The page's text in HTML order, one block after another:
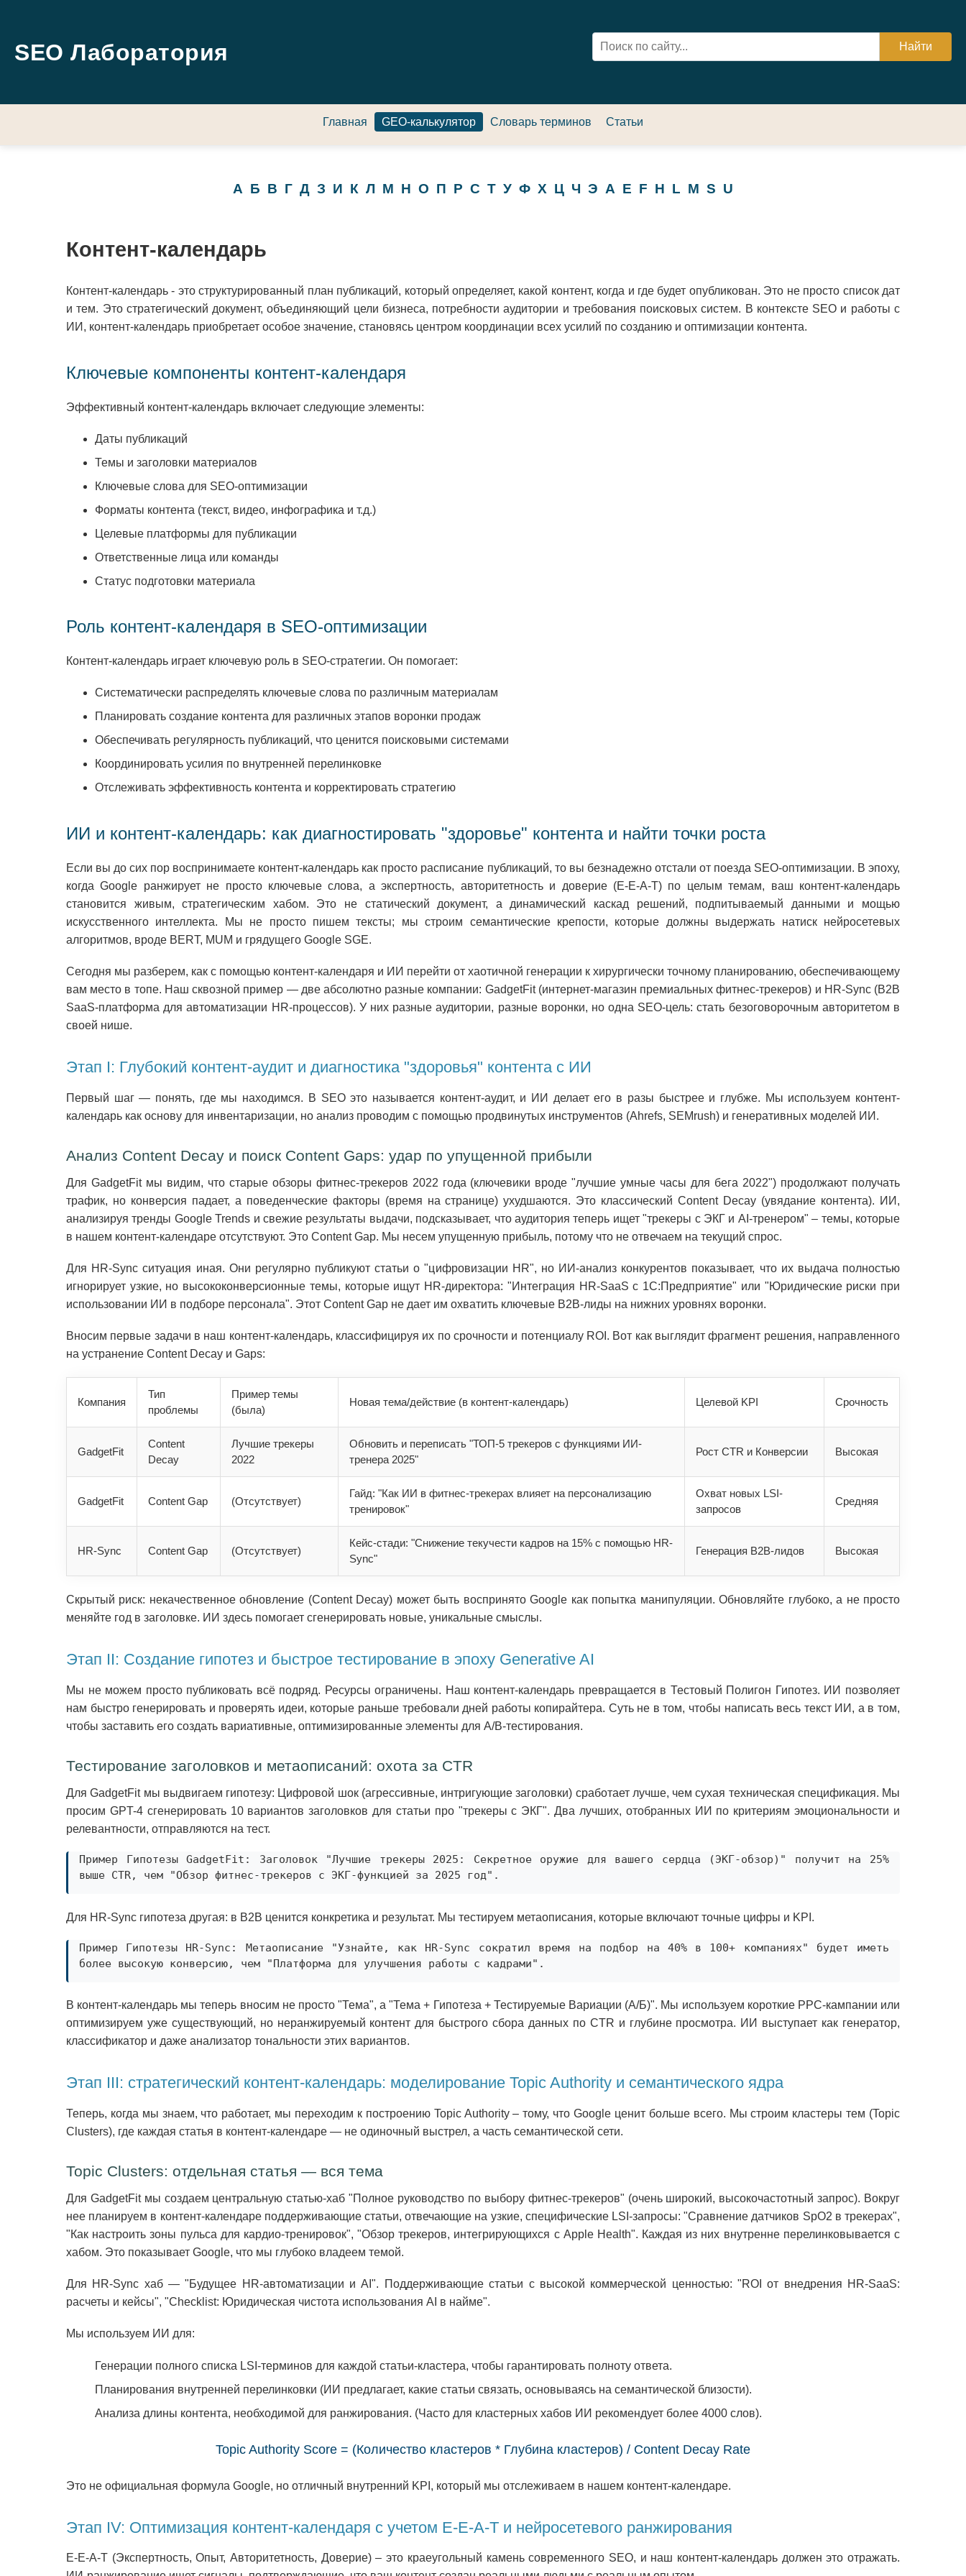
SEO Лаборатория
Главная GEO-калькулятор Словарь терминов Статьи
А Б В Г Д З И К Л М Н О П Р С Т У Ф Х Ц Ч Э A E F H L M S U
Контент-календарь
Контент-календарь - это структурированный план публикаций, который определяет, какой контент, когда и где будет опубликован. Это не просто список дат
и тем. Это стратегический документ, объединяющий цели бизнеса, потребности аудитории и требования поисковых систем. В контексте SEO и работы с
ИИ, контент-календарь приобретает особое значение, становясь центром координации всех усилий по созданию и оптимизации контента.
Ключевые компоненты контент-календаря
Эффективный контент-календарь включает следующие элементы:
Даты публикаций
Темы и заголовки материалов
Ключевые слова для SEO-оптимизации
Форматы контента (текст, видео, инфографика и т.д.)
Целевые платформы для публикации
Ответственные лица или команды
Статус подготовки материала
Роль контент-календаря в SEO-оптимизации
Контент-календарь играет ключевую роль в SEO-стратегии. Он помогает:
Систематически распределять ключевые слова по различным материалам
Планировать создание контента для различных этапов воронки продаж
Обеспечивать регулярность публикаций, что ценится поисковыми системами
Координировать усилия по внутренней перелинковке
Отслеживать эффективность контента и корректировать стратегию
ИИ и контент-календарь: как диагностировать "здоровье" контента и найти точки роста
Если вы до сих пор воспринимаете контент-календарь как просто расписание публикаций, то вы безнадежно отстали от поезда SEO-оптимизации. В эпоху,
когда Google ранжирует не просто ключевые слова, а экспертность, авторитетность и доверие (E-E-A-T) по целым темам, ваш контент-календарь
становится живым, стратегическим хабом. Это не статический документ, а динамический каскад решений, подпитываемый данными и мощью
искусственного интеллекта. Мы не просто пишем тексты; мы строим семантические крепости, которые должны выдержать натиск нейросетевых
алгоритмов, вроде BERT, MUM и грядущего Google SGE.
Сегодня мы разберем, как с помощью контент-календаря и ИИ перейти от хаотичной генерации к хирургически точному планированию, обеспечивающему
вам место в топе. Наш сквозной пример — две абсолютно разные компании: GadgetFit (интернет-магазин премиальных фитнес-трекеров) и HR-Sync (B2B
SaaS-платформа для автоматизации HR-процессов). У них разные аудитории, разные воронки, но одна SEO-цель: стать безоговорочным авторитетом в
своей нише.
Этап I: Глубокий контент-аудит и диагностика "здоровья" контента с ИИ
Первый шаг — понять, где мы находимся. В SEO это называется контент-аудит, и ИИ делает его в разы быстрее и глубже. Мы используем контент-
календарь как основу для инвентаризации, но анализ проводим с помощью продвинутых инструментов (Ahrefs, SEMrush) и генеративных моделей ИИ.
Анализ Content Decay и поиск Content Gaps: удар по упущенной прибыли
Для GadgetFit мы видим, что старые обзоры фитнес-трекеров 2022 года (ключевики вроде "лучшие умные часы для бега 2022") продолжают получать
трафик, но конверсия падает, а поведенческие факторы (время на странице) ухудшаются. Это классический Content Decay (увядание контента). ИИ,
анализируя тренды Google Trends и свежие результаты выдачи, подсказывает, что аудитория теперь ищет "трекеры с ЭКГ и AI-тренером" – темы, которые
в нашем контент-календаре отсутствуют. Это Content Gap. Мы несем упущенную прибыль, потому что не отвечаем на текущий спрос.
Для HR-Sync ситуация иная. Они регулярно публикуют статьи о "цифровизации HR", но ИИ-анализ конкурентов показывает, что их выдача полностью
игнорирует узкие, но высококонверсионные темы, которые ищут HR-директора: "Интеграция HR-SaaS с 1С:Предприятие" или "Юридические риски при
использовании ИИ в подборе персонала". Этот Content Gap не дает им охватить ключевые B2B-лиды на нижних уровнях воронки.
Вносим первые задачи в наш контент-календарь, классифицируя их по срочности и потенциалу ROI. Вот как выглядит фрагмент решения, направленного
на устранение Content Decay и Gaps:
Компания
Тип
проблемы
Пример темы
(была)
Новая тема/действие (в контент-календарь) Целевой KPI Срочность
GadgetFit
Content
Decay
Лучшие трекеры
2022
Обновить и переписать "ТОП-5 трекеров с функциями ИИ-
тренера 2025"
Рост CTR и Конверсии Высокая
GadgetFit Content Gap (Отсутствует)
Гайд: "Как ИИ в фитнес-трекерах влияет на персонализацию
тренировок"
Охват новых LSI-
запросов
Средняя
HR-Sync Content Gap (Отсутствует)
Кейс-стади: "Снижение текучести кадров на 15% с помощью HR-
Sync"
Генерация B2B-лидов Высокая
Скрытый риск: некачественное обновление (Content Decay) может быть воспринято Google как попытка манипуляции. Обновляйте глубоко, а не просто
меняйте год в заголовке. ИИ здесь помогает сгенерировать новые, уникальные смыслы.
Этап II: Создание гипотез и быстрое тестирование в эпоху Generative AI
Мы не можем просто публиковать всё подряд. Ресурсы ограничены. Наш контент-календарь превращается в Тестовый Полигон Гипотез. ИИ позволяет
нам быстро генерировать и проверять идеи, которые раньше требовали дней работы копирайтера. Суть не в том, чтобы написать весь текст ИИ, а в том,
чтобы заставить его создать вариативные, оптимизированные элементы для A/B-тестирования.
Тестирование заголовков и метаописаний: охота за CTR
Для GadgetFit мы выдвигаем гипотезу: Цифровой шок (агрессивные, интригующие заголовки) сработает лучше, чем сухая техническая спецификация. Мы
просим GPT-4 сгенерировать 10 вариантов заголовков для статьи про "трекеры с ЭКГ". Два лучших, отобранных ИИ по критериям эмоциональности и
релевантности, отправляются на тест.
Пример Гипотезы GadgetFit: Заголовок "Лучшие трекеры 2025: Секретное оружие для вашего сердца (ЭКГ-обзор)" получит на 25%
выше CTR, чем "Обзор фитнес-трекеров с ЭКГ-функцией за 2025 год".
Для HR-Sync гипотеза другая: в B2B ценится конкретика и результат. Мы тестируем метаописания, которые включают точные цифры и KPI.
Пример Гипотезы HR-Sync: Метаописание "Узнайте, как HR-Sync сократил время на подбор на 40% в 100+ компаниях" будет иметь
более высокую конверсию, чем "Платформа для улучшения работы с кадрами".
В контент-календарь мы теперь вносим не просто "Тема", а "Тема + Гипотеза + Тестируемые Вариации (А/Б)". Мы используем короткие PPC-кампании или
оптимизируем уже существующий, но неранжируемый контент для быстрого сбора данных по CTR и глубине просмотра. ИИ выступает как генератор,
классификатор и даже анализатор тональности этих вариантов.
Этап III: стратегический контент-календарь: моделирование Topic Authority и семантического ядра
Теперь, когда мы знаем, что работает, мы переходим к построению Topic Authority – тому, что Google ценит больше всего. Мы строим кластеры тем (Topic
Clusters), где каждая статья в контент-календаре — не одиночный выстрел, а часть семантической сети.
Topic Clusters: отдельная статья — вся тема
Для GadgetFit мы создаем центральную статью-хаб "Полное руководство по выбору фитнес-трекеров" (очень широкий, высокочастотный запрос). Вокруг
нее планируем в контент-календаре поддерживающие статьи, отвечающие на узкие, специфические LSI-запросы: "Сравнение датчиков SpO2 в трекерах",
"Как настроить зоны пульса для кардио-тренировок", "Обзор трекеров, интегрирующихся с Apple Health". Каждая из них внутренне перелинковывается с
хабом. Это показывает Google, что мы глубоко владеем темой.
Для HR-Sync хаб — "Будущее HR-автоматизации и AI". Поддерживающие статьи с высокой коммерческой ценностью: "ROI от внедрения HR-SaaS:
расчеты и кейсы", "Checklist: Юридическая чистота использования AI в найме".
Мы используем ИИ для:
Генерации полного списка LSI-терминов для каждой статьи-кластера, чтобы гарантировать полноту ответа.
Планирования внутренней перелинковки (ИИ предлагает, какие статьи связать, основываясь на семантической близости).
Анализа длины контента, необходимой для ранжирования. (Часто для кластерных хабов ИИ рекомендует более 4000 слов).
Topic Authority Score = (Количество кластеров * Глубина кластеров) / Content Decay Rate
Это не официальная формула Google, но отличный внутренний KPI, который мы отслеживаем в нашем контент-календаре.
Этап IV: Оптимизация контент-календаря с учетом E-E-A-T и нейросетевого ранжирования
E-E-A-T (Экспертность, Опыт, Авторитетность, Доверие) – это краеугольный камень современного SEO, и наш контент-календарь должен это отражать.